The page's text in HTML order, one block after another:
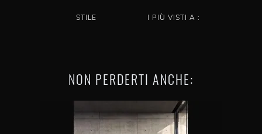
STILE I PIÙ VISTI A :
NON PERDERTI ANCHE: